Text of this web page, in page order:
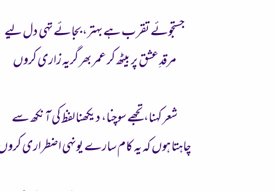
جستجوئے تقرب ہے بہتر، بجائے تہی دل لیے
مرقدِ عشق پر بیٹھ کر عمر بھر گریہ زاری کروں
شعر کہنا، تجھے سوچنا، دیکھنا لفظ کی آنکھ سے
چاہتا ہوں کہ یہ کام سارے یونہی اضطراری